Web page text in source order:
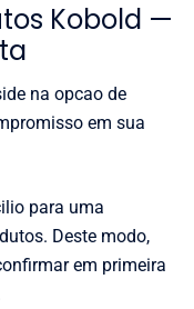
Kobold —
na opcao de
em sua
para uma
Deste modo,
em primeira